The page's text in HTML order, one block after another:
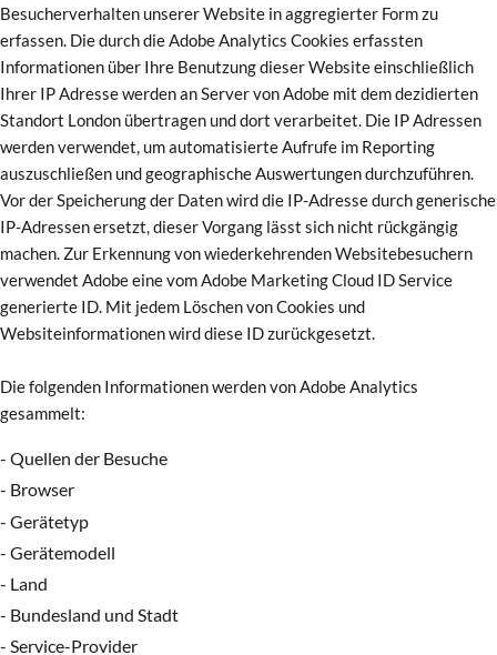
Besucherverhalten unserer Website in aggregierter Form zu
erfassen. Die durch die Adobe Analytics Cookies erfassten
Informationen über Ihre Benutzung dieser Website einschließlich
Ihrer IP Adresse werden an Server von Adobe mit dem dezidierten
Standort London übertragen und dort verarbeitet. Die IP Adressen
werden verwendet, um automatisierte Aufrufe im Reporting
auszuschließen und geographische Auswertungen durchzuführen.
Vor der Speicherung der Daten wird die IP-Adresse durch generische
IP-Adressen ersetzt, dieser Vorgang lässt sich nicht rückgängig
machen. Zur Erkennung von wiederkehrenden Websitebesuchern
verwendet Adobe eine vom Adobe Marketing Cloud ID Service
generierte ID. Mit jedem Löschen von Cookies und
Websiteinformationen wird diese ID zurückgesetzt.
Die folgenden Informationen werden von Adobe Analytics
gesammelt:
- Quellen der Besuche
- Browser
- Gerätetyp
- Gerätemodell
- Land
- Bundesland und Stadt
- Service-Provider